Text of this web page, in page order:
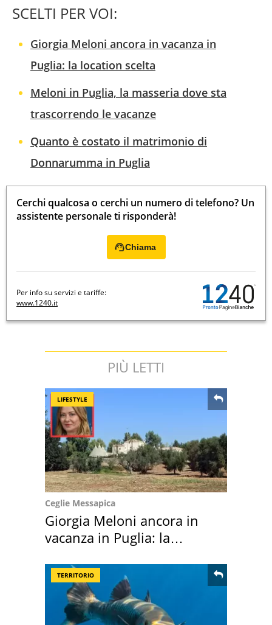
SCELTI PER VOI:
Giorgia Meloni ancora in vacanza in
Puglia: la location scelta
Meloni in Puglia, la masseria dove sta
trascorrendo le vacanze
Quanto è costato il matrimonio di
Donnarumma in Puglia
Cerchi qualcosa o cerchi un numero di telefono? Un
assistente personale ti risponderà!
Chiama
Per info su servizi e tariffe:
www.1240.it
PIÙ LETTI
LIFESTYLE
Ceglie Messapica
Giorgia Meloni ancora in
vacanza in Puglia: la
TERRITORIO